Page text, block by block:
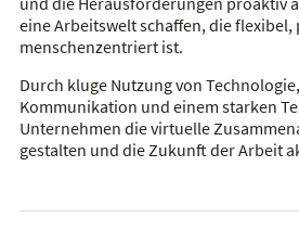
eine Arbeitswelt schaffen, die
menschenzentriert ist.
Durch kluge Nutzung von
Kommunikation und einem starken
Unternehmen die virtuelle
gestalten und die Zukunft der Arbeit